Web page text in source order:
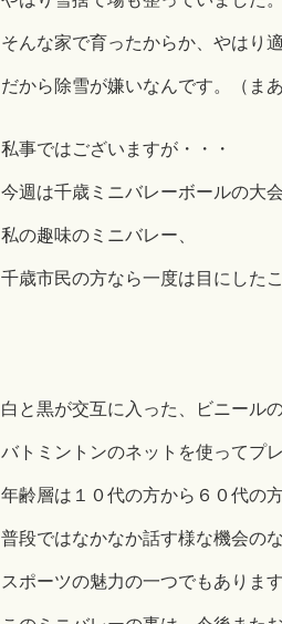
そんな家で育ったからか、やはり
だから除雪が嫌いなんです。（ま
私事ではございますが・・・
今週は千歳ミニバレーボールの大
私の趣味のミニバレー、
千歳市民の方なら一度は目にした
白と黒が交互に入った、ビニール
バトミントンのネットを使ってプ
年齢層は１０代の方から６０代の
普段ではなかなか話す様な機会の
スポーツの魅力の一つでもありま